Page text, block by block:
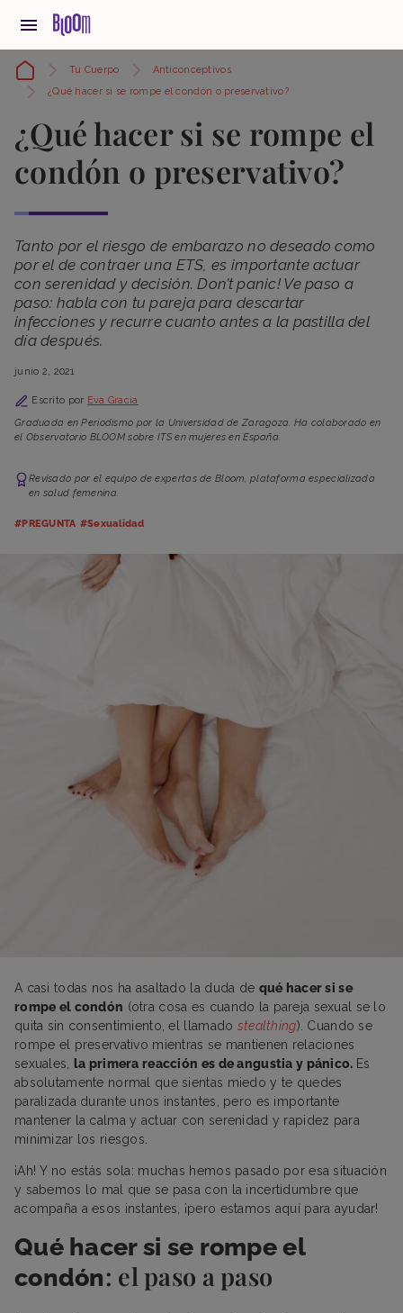
Tu Cuerpo
Anticonceptivos
¿Qué hacer si se rompe el condón o preservativo?
¿Qué hacer si se rompe el
condón o preservativo?
Tanto por el riesgo de embarazo no deseado como
por el de contraer una ETS, es importante actuar
con serenidad y decisión. Don’t panic! Ve paso a
paso: habla con tu pareja para descartar
infecciones y recurre cuanto antes a la pastilla del
día después.
junio 2, 2021
Escrito por Eva Gracia
Graduada en Periodismo por la Universidad de Zaragoza. Ha colaborado en
el Observatorio BLOOM sobre ITS en mujeres en España.
Revisado por el equipo de expertas de Bloom, plataforma especializada
en salud femenina.
#PREGUNTA #Sexualidad
A casi todas nos ha asaltado la duda de qué hacer si se
rompe el condón (otra cosa es cuando la pareja sexual se lo
quita sin consentimiento, el llamado stealthing). Cuando se
rompe el preservativo mientras se mantienen relaciones
sexuales,
la primera reacción es de angustia y pánico. Es
absolutamente normal que sientas miedo y te quedes
paralizada durante unos instantes, pero es importante
mantener la calma y actuar con serenidad y rapidez para
minimizar los riesgos.
¡Ah! Y no estás sola: muchas hemos pasado por esa situación
y sabemos lo mal que se pasa con la incertidumbre que
acompaña a esos instantes, ¡pero estamos aquí para ayudar!
Qué hacer si se rompe el
condón: el paso a paso